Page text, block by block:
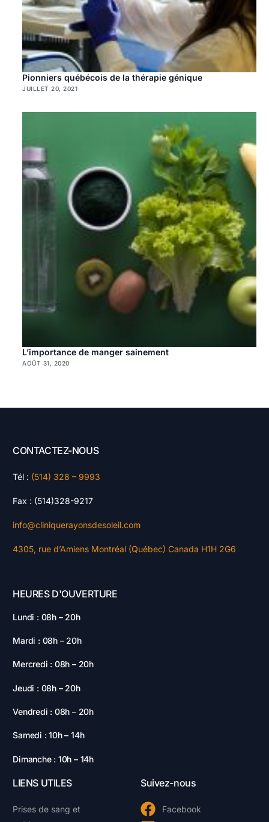
Pionniers québécois de la thérapie génique
JUILLET 20, 2021
L’importance de manger sainement
AOÛT 31, 2020
CONTACTEZ-NOUS
Tél : (514) 328 – 9993
Fax : (514)328-9217
info@cliniquerayonsdesoleil.com
4305, rue d’Amiens Montréal (Québec) Canada H1H 2G6
HEURES D'OUVERTURE
Lundi : 08h – 20h
Mardi : 08h – 20h
Mercredi : 08h – 20h
Jeudi : 08h – 20h
Vendredi : 08h – 20h
Samedi : 10h – 14h
Dimanche : 10h – 14h
LIENS UTILES
Prises de sang et
Suivez-nous
Facebook